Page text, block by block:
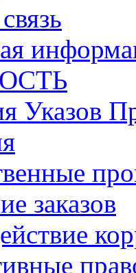
Указов
заказов